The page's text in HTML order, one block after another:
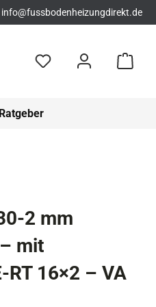
info@fussbodenheizungdirekt.de
Ratgeber
2 mm
mit
16×2 – VA